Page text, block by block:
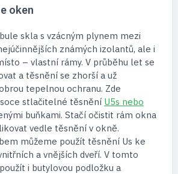
oken
skla s vzácným plynem mezi
známých izolantů, ale i
– vlastní rámy. V průběhu let se
a těsnění se zhorší a už
tepelnou ochranu. Zde
stlačitelné těsnění U5s nebo
buňkami. Stačí očistit rám okna
vedle těsnění v okně.
můžeme použít těsnění Us ke
a vnějších dveří. V tomto
i butylovou podložku a